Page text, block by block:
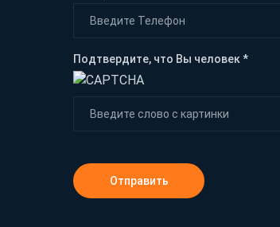
Подтвердите, что Вы человек *
Отправить